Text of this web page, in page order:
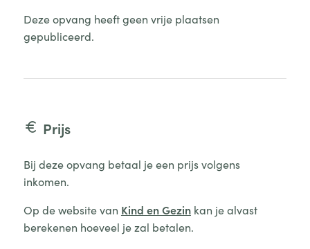
Deze opvang heeft geen vrije plaatsen
gepubliceerd.
Prijs
Bij deze opvang betaal je een prijs volgens
inkomen.
Op de website van Kind en Gezinkan je alvast
berekenen hoeveel je zal betalen.